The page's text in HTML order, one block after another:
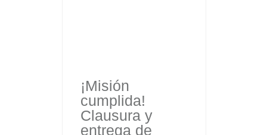
¡Misión
cumplida!
Clausura y
entrega de